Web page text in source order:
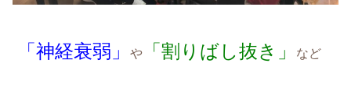
「神経衰弱」 や 「割りばし抜き」 など